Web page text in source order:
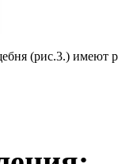
(рис.3.) имеют